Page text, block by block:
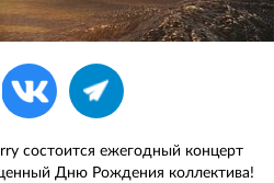
состоится ежегодный концерт
Дню Рождения коллектива!